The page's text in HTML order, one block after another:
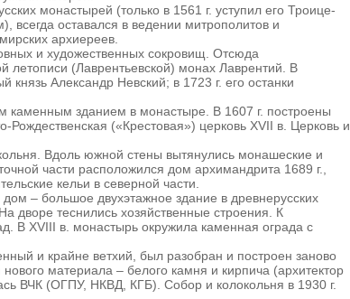
монастырей (только в 1561 г. уступил его Троице-
всегда оставался в ведении митрополитов и
архиереев.
и художественных сокровищ. Отсюда
летописи (Лаврентьевской) монах Лаврентий. В
Александр Невский; в 1723 г. его останки
каменным зданием в монастыре. В 1607 г. построены
(«Крестовая») церковь XVII в. Церковь и
Вдоль южной стены вытянулись монашеские и
части расположился дом архимандрита 1689 г.,
кельи в северной части.
– большое двухэтажное здание в древнерусских
дворе теснились хозяйственные строения. К
В XVIII в. монастырь окружила каменная ограда с
и крайне ветхий, был разобран и построен заново
материала – белого камня и кирпича (архитектор
ВЧК (ОГПУ, НКВД, КГБ). Собор и колокольня в 1930 г.